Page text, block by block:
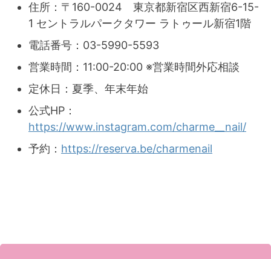
住所：〒160-0024 東京都新宿区西新宿6-15-
1 セントラルパークタワー ラトゥール新宿1階
電話番号：03-5990-5593
営業時間：11:00-20:00 ※営業時間外応相談
定休日：夏季、年末年始
公式HP：
https://www.instagram.com/charme__nail/
予約： https://reserva.be/charmenail